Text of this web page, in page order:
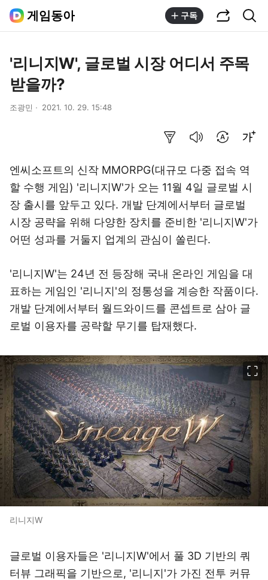
게임동아 구독
'리니지W', 글로벌 시장 어디서 주목
받을까?
조광민 2021. 10. 29. 15:48
엔씨소프트의 신작 MMORPG(대규모 다중 접속 역
할 수행 게임) '리니지W'가 오는 11월 4일 글로벌 시
장 출시를 앞두고 있다. 개발 단계에서부터 글로벌
시장 공략을 위해 다양한 장치를 준비한 '리니지W'가
어떤 성과를 거둘지 업계의 관심이 쏠린다.
'리니지W'는 24년 전 등장해 국내 온라인 게임을 대
표하는 게임인 '리니지'의 정통성을 계승한 작품이다.
개발 단계에서부터 월드와이드를 콘셉트로 삼아 글
로벌 이용자를 공략할 무기를 탑재했다.
리니지W
글로벌 이용자들은 '리니지W'에서 풀 3D 기반의 쿼
터뷰 그래픽을 기반으로, '리니지'가 가진 전투 커뮤